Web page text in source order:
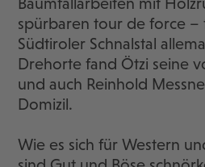
spürbaren tour de force –
Südtiroler Schnalstal
Drehorte fand Ötzi seine
und auch Reinhold
Domizil.
Wie es sich für Western